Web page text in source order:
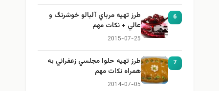
6
طرز تهيه مرباي آلبالو خوشرنگ و
عالي + نكات مهم
2015-07-25
7
طرز تهيه حلوا مجلسي زعفراني به
همراه نكات مهم
2014-07-05